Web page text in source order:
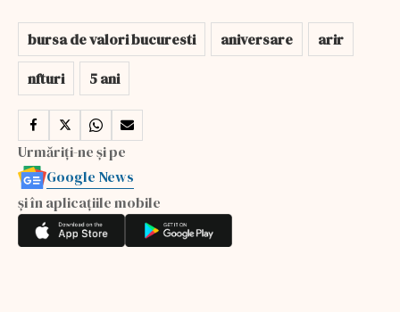
bursa de valori bucuresti aniversare
arir
nfturi
5 ani
Urmăriți-ne și pe
Google News
și în aplicațiile mobile